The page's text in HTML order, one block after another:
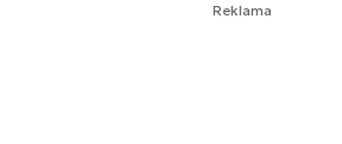
Reklama